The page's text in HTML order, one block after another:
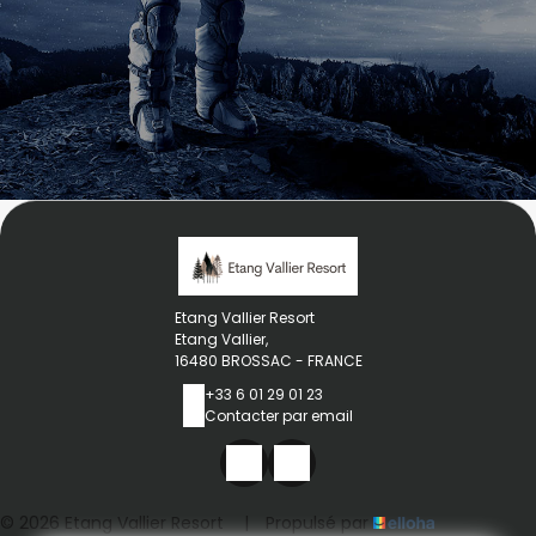
Etang Vallier Resort
Etang Vallier,
16480 BROSSAC - FRANCE
+33 6 01 29 01 23
Contacter par email
© 2026 Etang Vallier Resort | Propulsé par